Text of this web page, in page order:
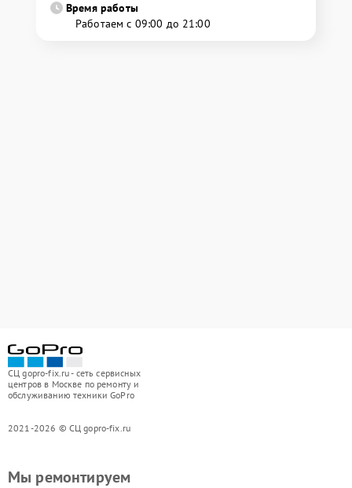
Время работы
Работаем с 09:00 до 21:00
СЦ gopro-fix.ru - сеть сервисных
центров в Москве по ремонту и
обслуживанию техники GoPro
2021-2026 © СЦ gopro-fix.ru
Мы ремонтируем